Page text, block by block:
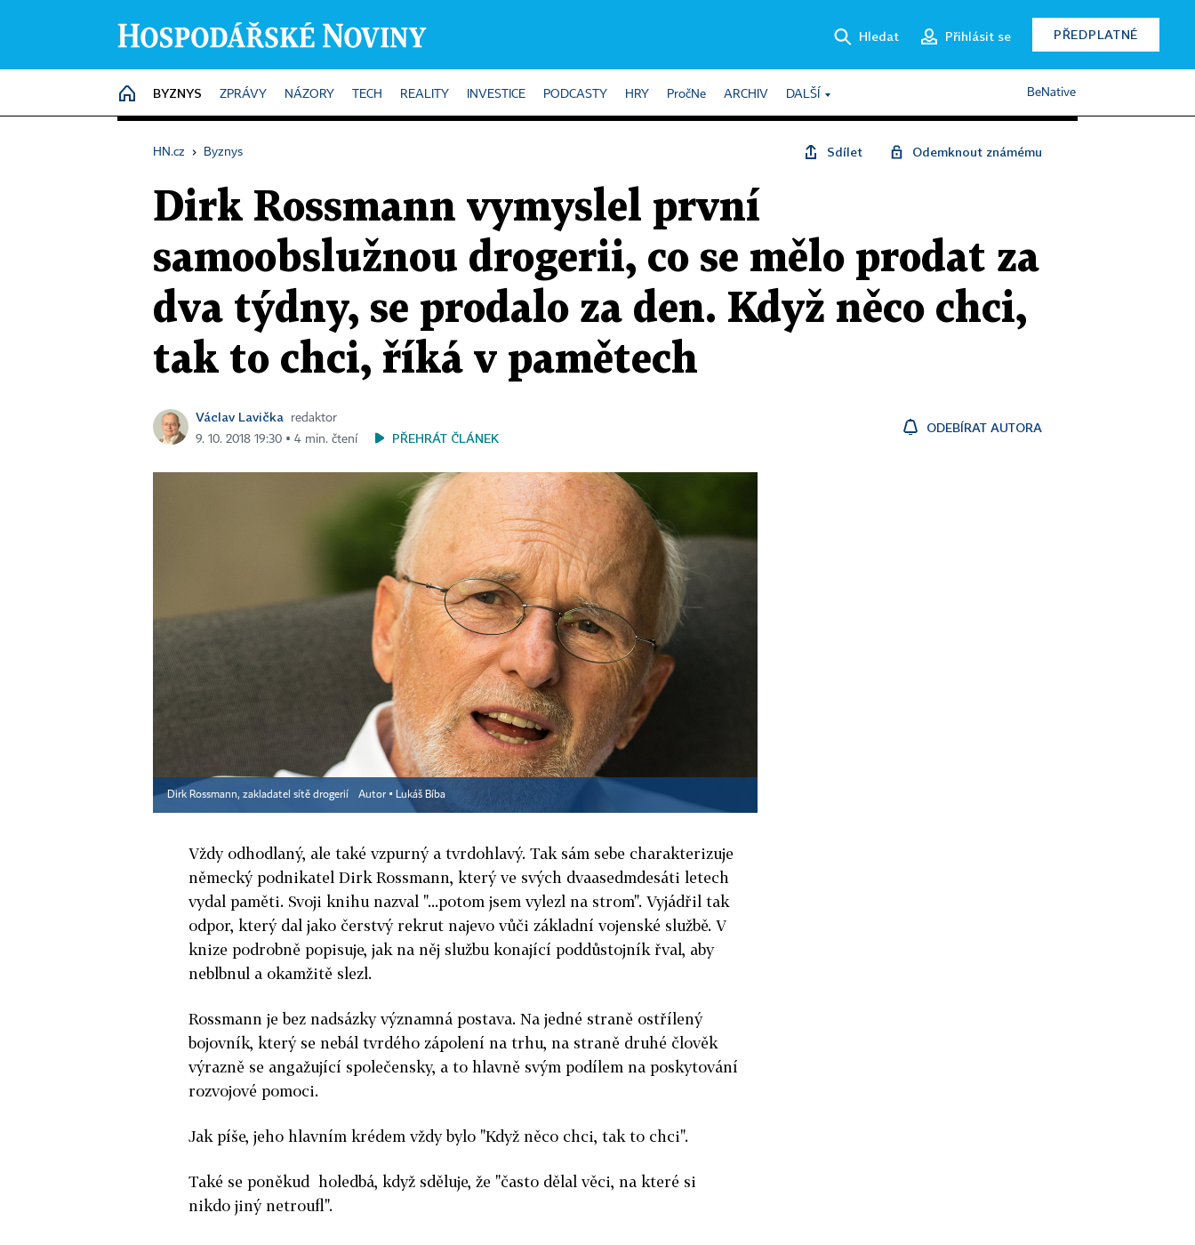
Hledat Přihlásit se PŘEDPLATNÉ
HOME
BYZNYS ZPRÁVY NÁZORY TECH REALITY INVESTICE PODCASTY HRY PročNe ARCHIV DALŠÍ BeNative
HN.cz › Byznys Sdílet Odemknout známému
Dirk Rossmann vymyslel první
samoobslužnou drogerii, co se mělo prodat za
dva týdny, se prodalo za den. Když něco chci,
tak to chci, říká v pamětech
Václav Lavička
redaktor
9. 10. 2018 19:30 ▪ 4 min. čtení
PŘEHRÁT ČLÁNEK
ODEBÍRAT AUTORA
Dirk Rossmann, zakladatel sítě drogerií Autor ▪ Lukáš Bíba
Vždy odhodlaný, ale také vzpurný a tvrdohlavý. Tak sám sebe charakterizuje
německý podnikatel Dirk Rossmann, který ve svých dvaasedmdesáti letech
vydal paměti. Svoji knihu nazval "...potom jsem vylezl na strom". Vyjádřil tak
odpor, který dal jako čerstvý rekrut najevo vůči základní vojenské službě. V
knize podrobně popisuje, jak na něj službu konající poddůstojník řval, aby
neblbnul a okamžitě slezl.
Rossmann je bez nadsázky významná postava. Na jedné straně ostřílený
bojovník, který se nebál tvrdého zápolení na trhu, na straně druhé člověk
výrazně se angažující společensky, a to hlavně svým podílem na poskytování
rozvojové pomoci.
Jak píše, jeho hlavním krédem vždy bylo "Když něco chci, tak to chci".
Také se poněkud holedbá, když sděluje, že "často dělal věci, na které si
nikdo jiný netroufl".